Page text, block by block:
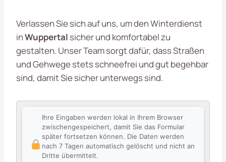
Verlassen Sie sich auf uns, um den Winterdienst
inWuppertal sicher und komfortabel zu
gestalten. Unser Team sorgt dafür, dass Straßen
und Gehwege stets schneefrei und gut begehbar
sind, damit Sie sicher unterwegs sind.
Ihre Eingaben werden lokal in Ihrem Browser
zwischengespeichert, damit Sie das Formular
später fortsetzen können. Die Daten werden
nach 7 Tagen automatisch gelöscht und nicht an
Dritte übermittelt.